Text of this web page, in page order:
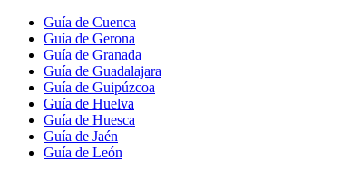
Guía de Cuenca
Guía de Gerona
Guía de Granada
Guía de Guadalajara
Guía de Guipúzcoa
Guía de Huelva
Guía de Huesca
Guía de Jaén
Guía de León